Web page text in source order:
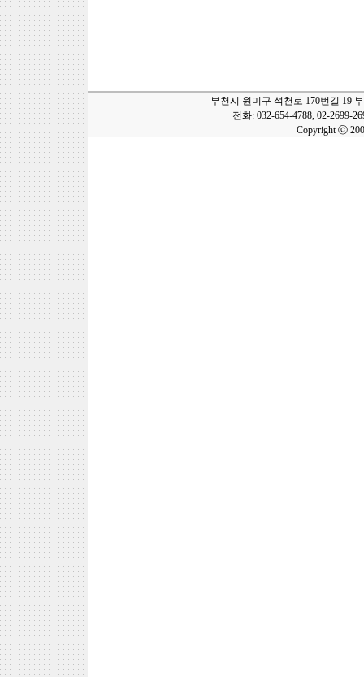
부천시 원미구 석천로 170번길 19
전화: 032-654-4788, 02-2699-
Copyright ⓒ